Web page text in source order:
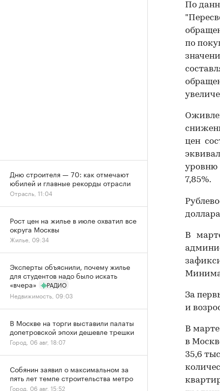
По
по
цен
уровню
7,85%.
В
За
и
В
в
35,6
Дню строителя — 70: как отмечают
юбилей и главные рекорды отрасли
Отрасль, 11:04
Рост цен на жилье в июле охватил все
округа Москвы
Жилье, 09:34
Эксперты объяснили, почему жилье
для студентов надо было искать
«вчера»
РАДИО
Недвижимость, 09:03
В Москве на торги выставили палаты
допетровской эпохи дешевле трешки
Город, 06 авг, 18:07
Собянин заявил о максимальном за
пять лет темпе строительства метро
Город, 06 авг, 15:52